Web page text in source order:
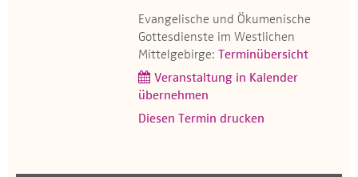
Evangelische und Ökumenische
Gottesdienste im Westlichen
Mittelgebirge:
Terminübersicht
Veranstaltung in Kalender
übernehmen
Diesen Termin drucken